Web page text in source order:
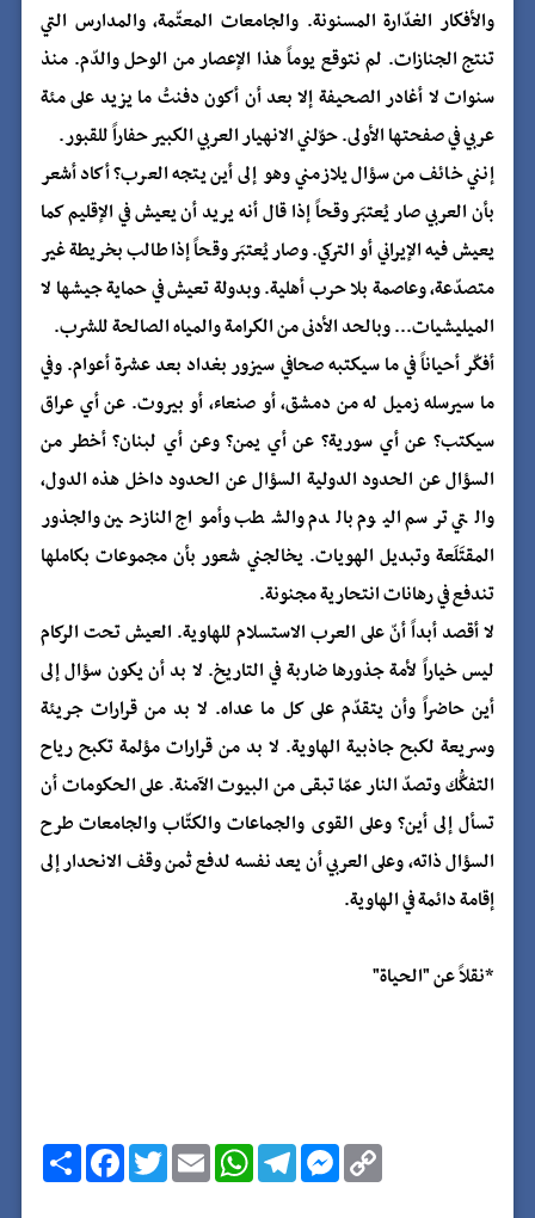
والأفكار الغدّارة المسنونة. والجامعات المعتّمة، والمدارس التي
تنتج الجنازات. لم نتوقع يوماً هذا الإعصار من الوحل والدّم. منذ
سنوات لا أغادر الصحيفة إلا بعد أن أكون دفنتُ ما يزيد على مئة
عربي في صفحتها الأولى. حوّلني الانهيار العربي الكبير حفاراً للقبور.
إنني خائف من سؤال يلازمني وهو إلى أين يتجه العرب؟ أكاد أشعر
بأن العربي صار يُعتبَر وقحاً إذا قال أنه يريد أن يعيش في الإقليم كما
يعيش فيه الإيراني أو التركي. وصار يُعتبَر وقحاً إذا طالب بخريطة غير
متصدّعة، وعاصمة بلا حرب أهلية. وبدولة تعيش في حماية جيشها لا
الميليشيات... وبالحد الأدنى من الكرامة والمياه الصالحة للشرب.
أفكّر أحياناً في ما سيكتبه صحافي سيزور بغداد بعد عشرة أعوام. وفي
ما سيرسله زميل له من دمشق، أو صنعاء، أو بيروت. عن أي عراق
سيكتب؟ عن أي سورية؟ عن أي يمن؟ وعن أي لبنان؟ أخطر من
السؤال عن الحدود الدولية السؤال عن الحدود داخل هذه الدول،
والتي ترسم اليوم بالدم والشطب وأمواج النازحين والجذور
المقتَلَعة وتبديل الهويات. يخالجني شعور بأن مجموعات بكاملها
تندفع في رهانات انتحارية مجنونة.
لا أقصد أبداً أنّ على العرب الاستسلام للهاوية. العيش تحت الركام
ليس خياراً لأمة جذورها ضاربة في التاريخ. لا بد أن يكون سؤال إلى
أين حاضراً وأن يتقدّم على كل ما عداه. لا بد من قرارات جريئة
وسريعة لكبح جاذبية الهاوية. لا بد من قرارات مؤلمة تكبح رياح
التفكُّك وتصدّ النار عمّا تبقى من البيوت الآمنة. على الحكومات أن
تسأل إلى أين؟ وعلى القوى والجماعات والكتّاب والجامعات طرح
السؤال ذاته، وعلى العربي أن يعد نفسه لدفع ثمن وقف الانحدار إلى
إقامة دائمة في الهاوية.
*نقلاً عن "الحياة"
ا
ن
ش
F
a
c
T
w
i
E
m
a
W
h
a
T
e
l
M
e
s
C
o
p